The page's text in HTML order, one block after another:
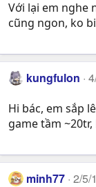
Với lại em nghe
cũng ngon, ko
kungfulon
Hi bác, em sắp
game tầm
minh77 2/5/